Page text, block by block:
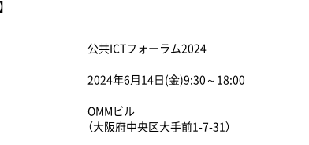
公共ICTフォーラム2024
2024年6月14日(金)9:30～18:00
OMMビル
（大阪府中央区大手前1-7-31）